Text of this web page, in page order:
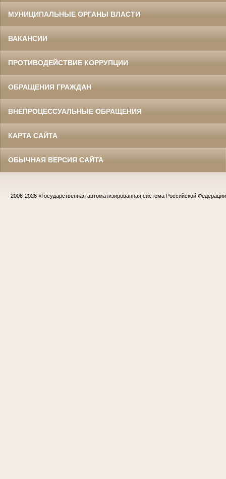
МУНИЦИПАЛЬНЫЕ ОРГАНЫ ВЛАСТИ
ВАКАНСИИ
ПРОТИВОДЕЙСТВИЕ КОРРУПЦИИ
ОБРАЩЕНИЯ ГРАЖДАН
ВНЕПРОЦЕССУАЛЬНЫЕ ОБРАЩЕНИЯ
КАРТА САЙТА
ОБЫЧНАЯ ВЕРСИЯ САЙТА
2006-2026 «Государственная автоматизированная система Российской